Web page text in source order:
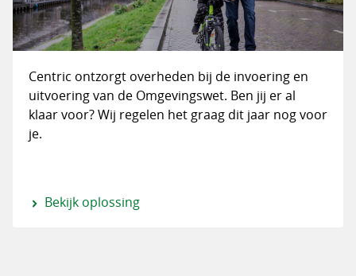
Centric ontzorgt overheden bij de invoering en
uitvoering van de Omgevingswet. Ben jij er al
klaar voor? Wij regelen het graag dit jaar nog voor
je.
Bekijk oplossing